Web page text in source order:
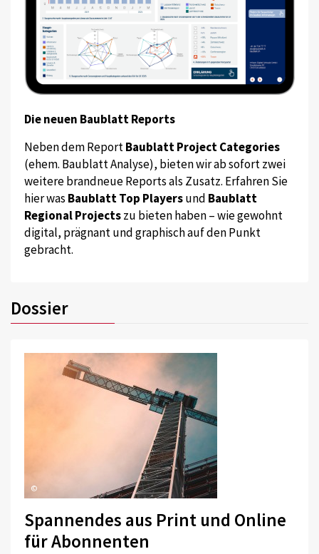
Die neuen Baublatt Reports
Neben dem ReportBaublatt Project Categories
(ehem. Baublatt Analyse), bieten wir ab sofort zwei
weitere brandneue Reports als Zusatz. Erfahren Sie
hier was Baublatt Top Playersund Baublatt
Regional Projectszu bieten haben – wie gewohnt
digital, prägnant und graphisch auf den Punkt
gebracht.
Dossier
©
Spannendes aus Print und Online
für Abonnenten